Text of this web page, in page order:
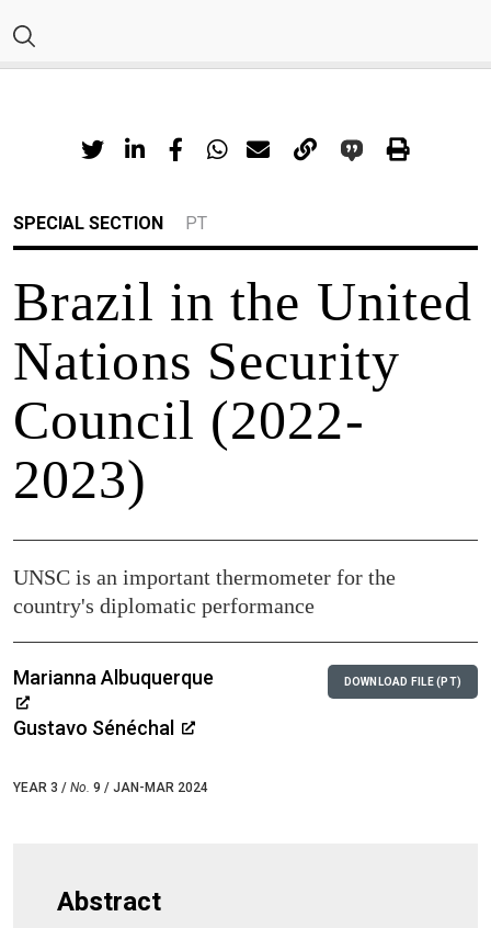
SPECIAL SECTION PT
Brazil in the United
Nations Security
Council (2022-
2023)
UNSC is an important thermometer for the
country's diplomatic performance
Marianna Albuquerque
Gustavo Sénéchal
YEAR 3 / No. 9 / JAN-MAR 2024
DOWNLOAD FILE (PT)
Abstract